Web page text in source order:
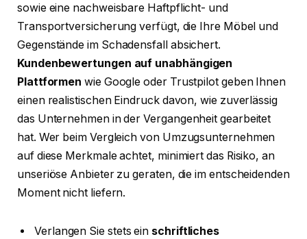
sowie eine nachweisbare Haftpflicht- und
Transportversicherung verfügt, die Ihre Möbel und
Gegenstände im Schadensfall absichert.
Kundenbewertungen auf unabhängigen
Plattformen wie Google oder Trustpilot geben Ihnen
einen realistischen Eindruck davon, wie zuverlässig
das Unternehmen in der Vergangenheit gearbeitet
hat. Wer beim Vergleich von Umzugsunternehmen
auf diese Merkmale achtet, minimiert das Risiko, an
unseriöse Anbieter zu geraten, die im entscheidenden
Moment nicht liefern.
Verlangen Sie stets ein schriftliches